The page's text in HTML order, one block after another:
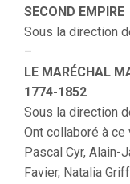
SECOND EMPIRE
Sous la direction
–
LE MARÉCHAL
1774-1852
Sous la direction
Ont collaboré à
Pascal Cyr, Alain-
Favier, Natalia